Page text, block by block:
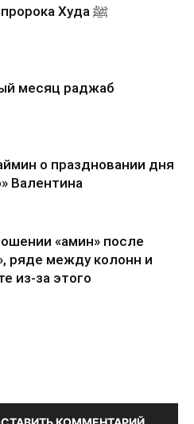
История пророка Худа ﷺ
месяц раджаб
о праздновании дня
Валентина
«амин» после
ряде между колонн и
из-за этого